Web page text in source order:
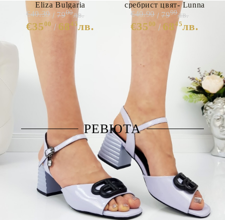
Eliza Bulgaria
€3500 6845лв.
€40.39 7900лв.
сребрист цвят- Lunna
Silver 5196
€3500 6845лв.
€40.90 7999лв.
РЕВЮТА
Нина Колчева
09 Юни 2022 10:58
Прекрасни много удобни и красиви!